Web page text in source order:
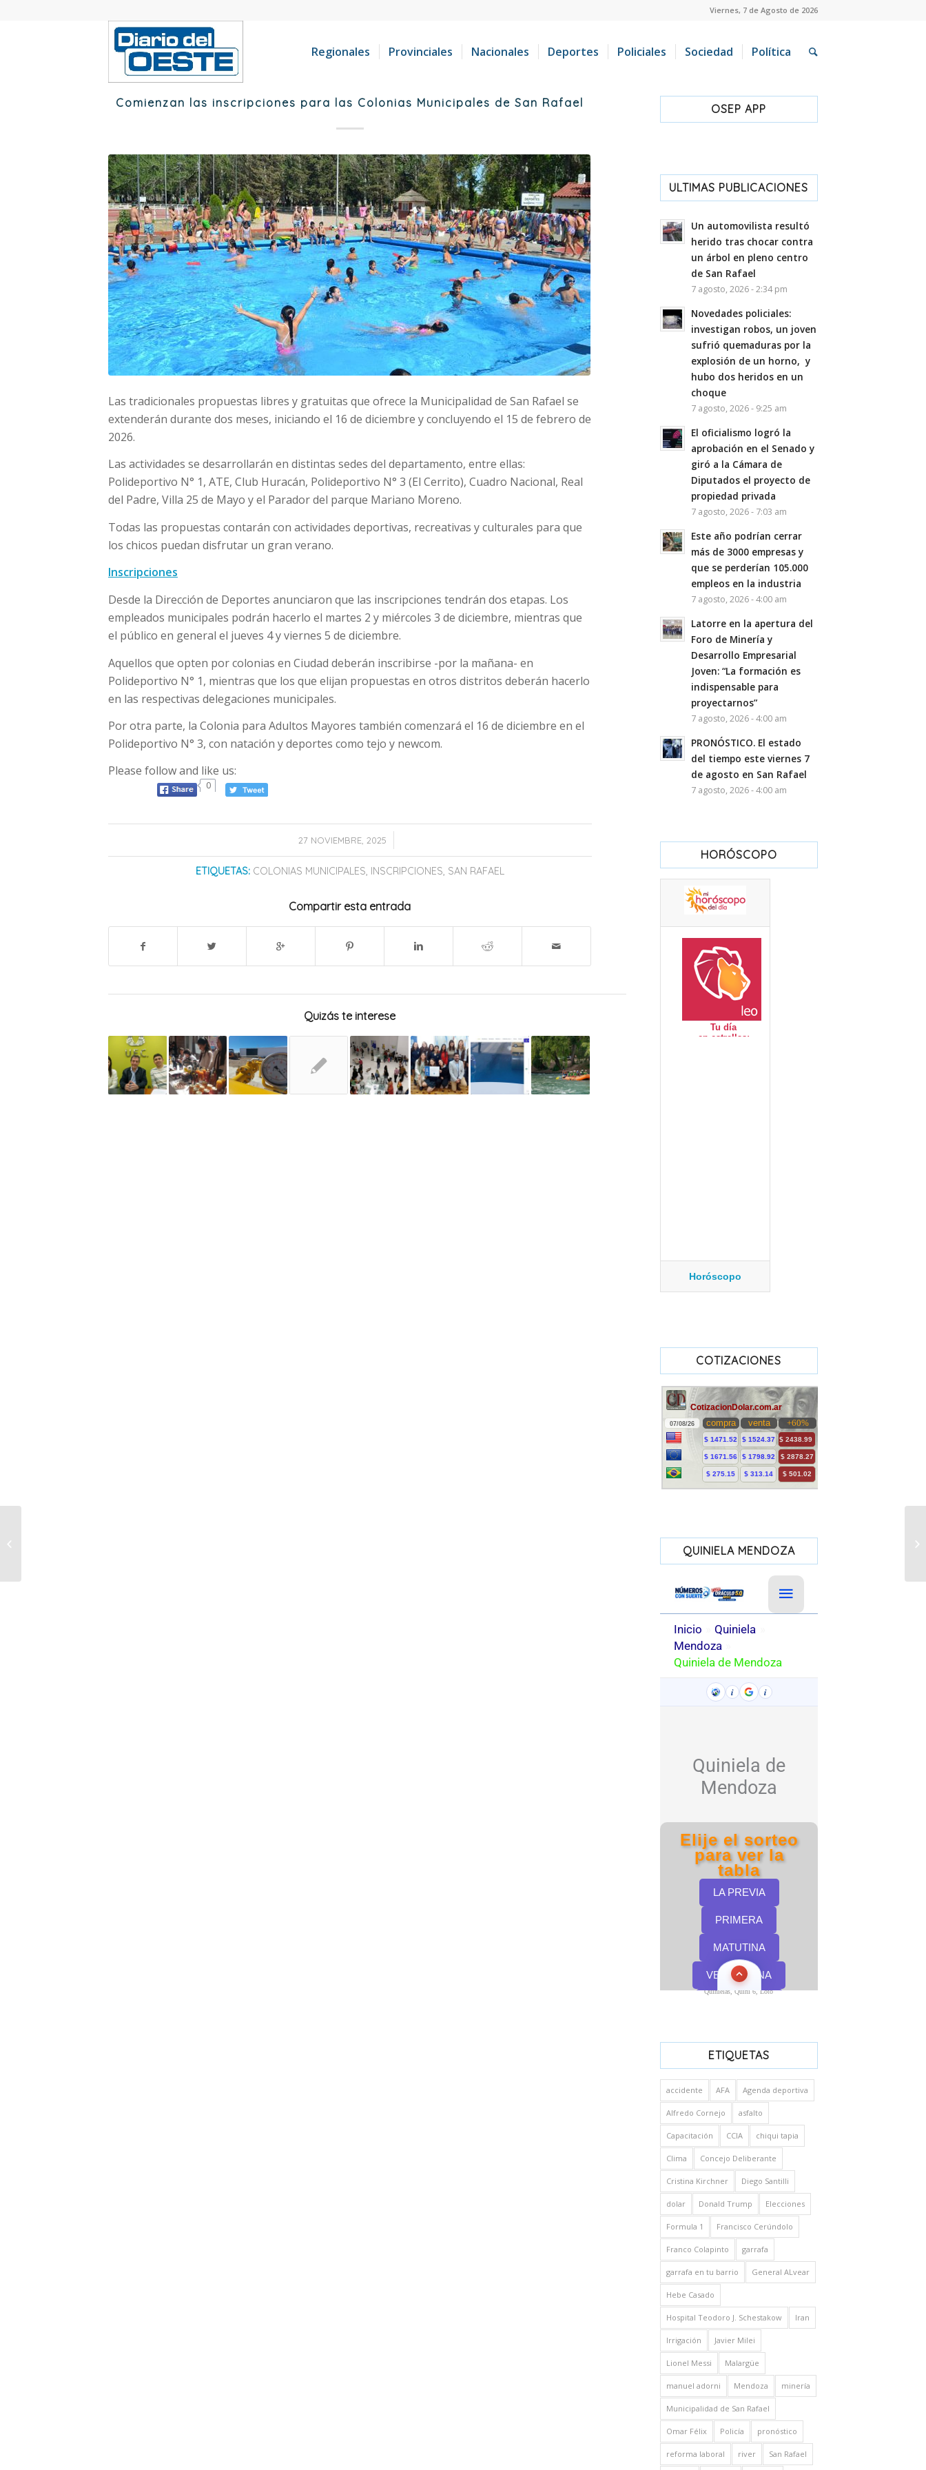
Viernes, 7 de Agosto de 2026
Regionales Provinciales Nacionales Deportes Policiales Sociedad Política
Comienzan las inscripciones para las Colonias Municipales de San Rafael
Las tradicionales propuestas libres y gratuitas que ofrece la Municipalidad de San Rafael se
extenderán durante dos meses, iniciando el 16 de diciembre y concluyendo el 15 de febrero de
2026.
Las actividades se desarrollarán en distintas sedes del departamento, entre ellas:
Polideportivo N° 1, ATE, Club Huracán, Polideportivo N° 3 (El Cerrito), Cuadro Nacional, Real
del Padre, Villa 25 de Mayo y el Parador del parque Mariano Moreno.
Todas las propuestas contarán con actividades deportivas, recreativas y culturales para que
los chicos puedan disfrutar un gran verano.
Inscripciones
Desde la Dirección de Deportes anunciaron que las inscripciones tendrán dos etapas. Los
empleados municipales podrán hacerlo el martes 2 y miércoles 3 de diciembre, mientras que
el público en general el jueves 4 y viernes 5 de diciembre.
Aquellos que opten por colonias en Ciudad deberán inscribirse -por la mañana- en
Polideportivo N° 1, mientras que los que elijan propuestas en otros distritos deberán hacerlo
en las respectivas delegaciones municipales.
Por otra parte, la Colonia para Adultos Mayores también comenzará el 16 de diciembre en el
Polideportivo N° 3, con natación y deportes como tejo y newcom.
Please follow and like us:
0
27 NOVIEMBRE, 2025
/
ETIQUETAS: COLONIAS MUNICIPALES, INSCRIPCIONES, SAN RAFAEL
Compartir esta entrada
Quizás te interese
OSEP APP
ULTIMAS PUBLICACIONES
Un automovilista resultó
herido tras chocar contra
un árbol en pleno centro
de San Rafael
7 agosto, 2026 - 2:34 pm
Novedades policiales:
investigan robos, un joven
sufrió quemaduras por la
explosión de un horno, y
hubo dos heridos en un
choque
7 agosto, 2026 - 9:25 am
El oficialismo logró la
aprobación en el Senado y
giró a la Cámara de
Diputados el proyecto de
propiedad privada
7 agosto, 2026 - 7:03 am
Este año podrían cerrar
más de 3000 empresas y
que se perderían 105.000
empleos en la industria
7 agosto, 2026 - 4:00 am
Latorre en la apertura del
Foro de Minería y
Desarrollo Empresarial
Joven: “La formación es
indispensable para
proyectarnos”
7 agosto, 2026 - 4:00 am
PRONÓSTICO. El estado
del tiempo este viernes 7
de agosto en San Rafael
7 agosto, 2026 - 4:00 am
HORÓSCOPO
Horóscopo
COTIZACIONES
QUINIELA MENDOZA
Quinielas, Quini 6, Loto
ETIQUETAS
accidente AFA Agenda deportiva
Alfredo Cornejo asfalto
Capacitación CCIA chiqui tapia
Clima Concejo Deliberante
Cristina Kirchner Diego Santilli
dolar Donald Trump Elecciones
Formula 1 Francisco Cerúndolo
Franco Colapinto garrafa
garrafa en tu barrio General ALvear
Hebe Casado
Hospital Teodoro J. Schestakow Iran
Irrigación Javier Milei
Lionel Messi Malargüe
manuel adorni Mendoza minería
Municipalidad de San Rafael
Omar Félix Policía pronóstico
reforma laboral river San Rafael